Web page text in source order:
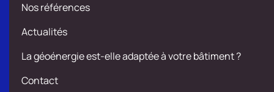
Nos références
Actualités
La géoénergie est-elle adaptée à votre bâtiment ?
Contact